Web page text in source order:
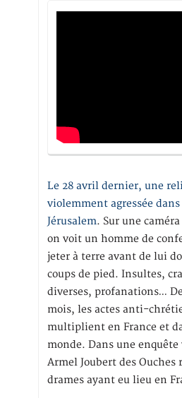
Le 28 avril dernier, une
violemment agressée
Jérusalem. Sur une
on voit un homme de
jeter à terre avant de lui
coups de pied. Insultes,
diverses, profanations…
mois, les actes anti-
multiplient en France et
monde. Dans une
Armel Joubert des Ouches
drames ayant eu lieu en